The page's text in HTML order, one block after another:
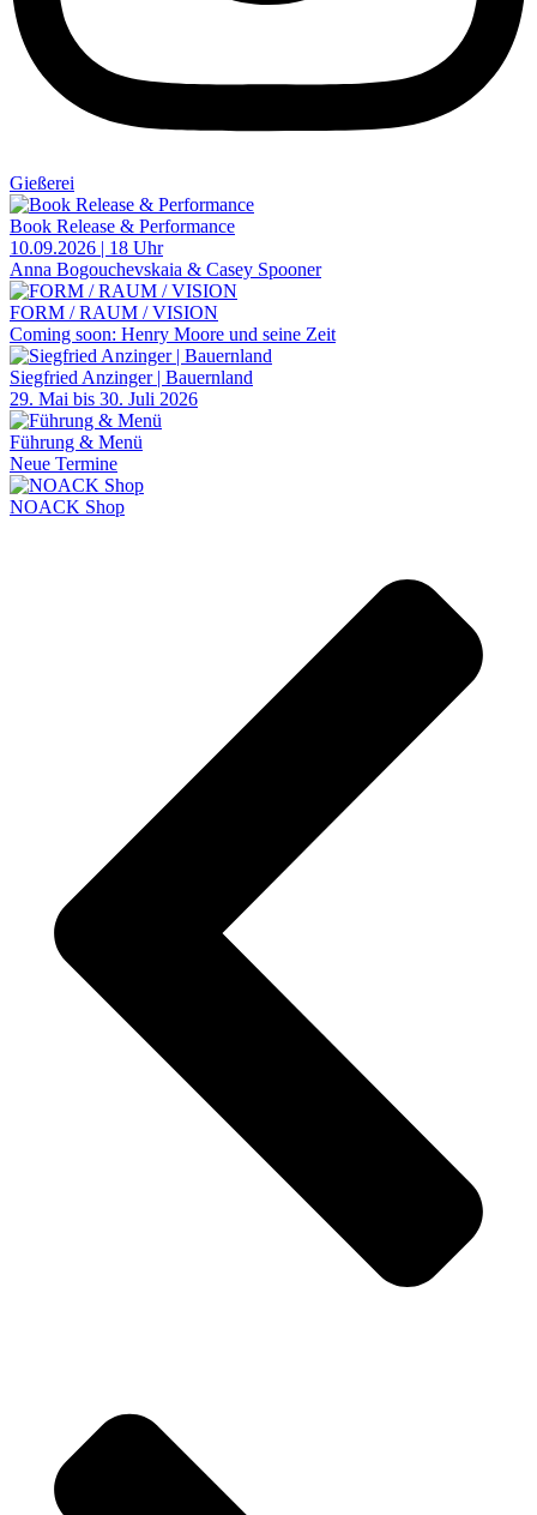
Gießerei
Book Release & Performance
10.09.2026 | 18 Uhr
Anna Bogouchevskaia & Casey Spooner
FORM / RAUM / VISION
Coming soon: Henry Moore und seine Zeit
Siegfried Anzinger | Bauernland
29. Mai bis 30. Juli 2026
Führung & Menü
Neue Termine
NOACK Shop